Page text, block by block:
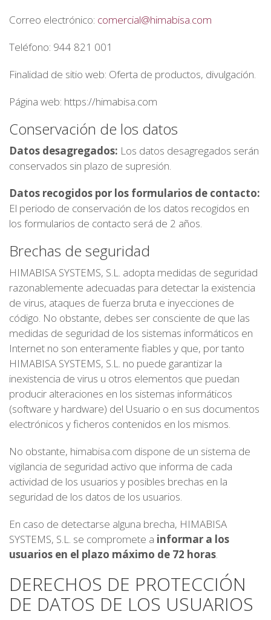
Correo electrónico: comercial@himabisa.com
Teléfono: 944 821 001
Finalidad de sitio web: Oferta de productos, divulgación.
Página web: https://himabisa.com
Conservación de los datos
Datos desagregados: Los datos desagregados serán
conservados sin plazo de supresión.
Datos recogidos por los formularios de contacto:
El periodo de conservación de los datos recogidos en
los formularios de contacto será de 2 años.
Brechas de seguridad
HIMABISA SYSTEMS, S.L. adopta medidas de seguridad
razonablemente adecuadas para detectar la existencia
de virus, ataques de fuerza bruta e inyecciones de
código. No obstante, debes ser consciente de que las
medidas de seguridad de los sistemas informáticos en
Internet no son enteramente fiables y que, por tanto
HIMABISA SYSTEMS, S.L. no puede garantizar la
inexistencia de virus u otros elementos que puedan
producir alteraciones en los sistemas informáticos
(software y hardware) del Usuario o en sus documentos
electrónicos y ficheros contenidos en los mismos.
No obstante, himabisa.com dispone de un sistema de
vigilancia de seguridad activo que informa de cada
actividad de los usuarios y posibles brechas en la
seguridad de los datos de los usuarios.
En caso de detectarse alguna brecha, HIMABISA
SYSTEMS, S.L. se compromete a informar a los
usuarios en el plazo máximo de 72 horas.
DERECHOS DE PROTECCIÓN
DE DATOS DE LOS USUARIOS